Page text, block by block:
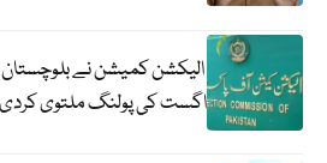
اگست کی پولنگ ملتوی کردی